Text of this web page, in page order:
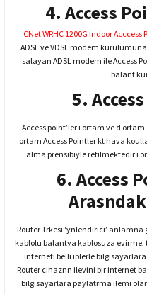
4. Access
CNet WRHC 1200G Indoor Acccess
ADSL ve VDSL modem
salayan ADSL modem ile Access
balant
5.
Access point’ler i ortam ve d
ortam Access Pointler kt hava
alma prensibiyle retilmektedir i
6. Access
Router Trkesi ‘ynlendirici’
kablolu balantya kablosuza
interneti belli iplerle
Router cihaznn ilevini bir internet
bilgisayarlara paylatrma ilemi